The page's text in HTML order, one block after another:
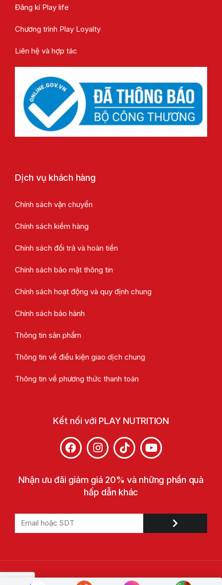
Đăng kí Play life
Chương trình Play Loyalty
Liên hệ và hợp tác
Dịch vụ khách hàng
Chính sách vận chuyển
Chính sách kiểm hàng
Chính sách đổi trả và hoàn tiền
Chính sách bảo mật thông tin
Chính sách hoạt động và quy định chung
Chính sách bảo hành
Thông tin sản phẩm
Thông tin về điều kiện giao dịch chung
Thông tin về phương thức thanh toán
Kết nối với PLAY NUTRITION
Nhận ưu đãi giảm giá 20% và những phần quà
hấp dẫn khác
© 2022 Play Nutrition. All Rights Reserved. Trademarks are